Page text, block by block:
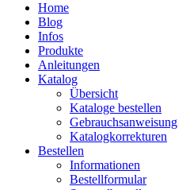
Home
Blog
Infos
Produkte
Anleitungen
Katalog
Übersicht
Kataloge bestellen
Gebrauchsanweisung
Katalogkorrekturen
Bestellen
Informationen
Bestellformular